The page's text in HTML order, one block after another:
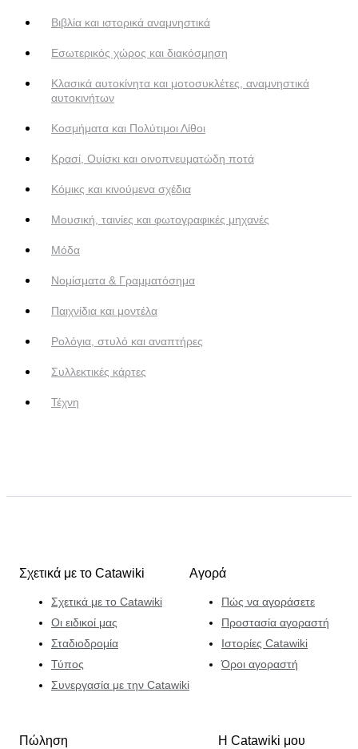
Βιβλία και ιστορικά αναμνηστικά
Εσωτερικός χώρος και διακόσμηση
Κλασικά αυτοκίνητα και μοτοσυκλέτες, αναμνηστικά
αυτοκινήτων
Κοσμήματα και Πολύτιμοι Λίθοι
Κρασί, Ουίσκι και οινοπνευματώδη ποτά
Κόμικς και κινούμενα σχέδια
Μουσική, ταινίες και φωτογραφικές μηχανές
Μόδα
Νομίσματα & Γραμματόσημα
Παιχνίδια και μοντέλα
Ρολόγια, στυλό και αναπτήρες
Συλλεκτικές κάρτες
Τέχνη
Σχετικά με το Catawiki
Σχετικά με το Catawiki
Οι ειδικοί μας
Σταδιοδρομία
Τύπος
Συνεργασία με την Catawiki
Αγορά
Πώς να αγοράσετε
Προστασία αγοραστή
Ιστορίες Catawiki
Όροι αγοραστή
Πώληση Η Catawiki μου